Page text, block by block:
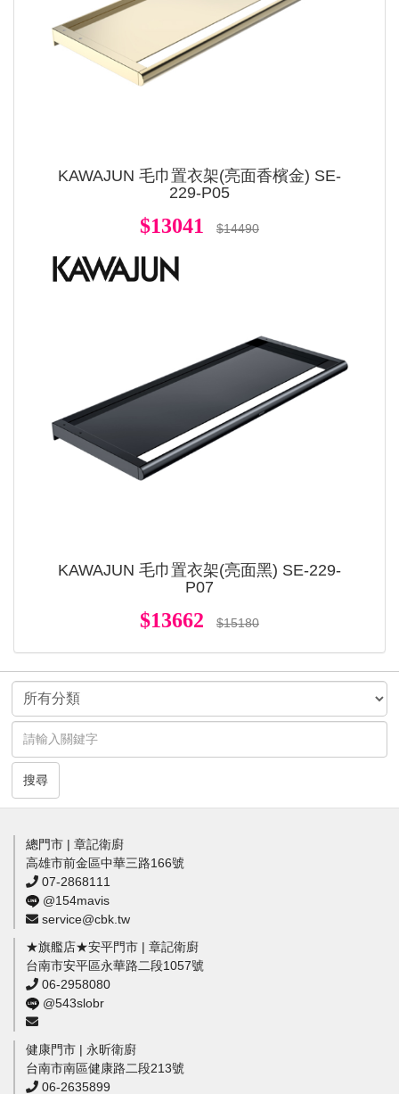
KAWAJUN 毛巾置衣架(亮面香檳金) SE-
229-P05
$13041 $14490
KAWAJUN 毛巾置衣架(亮面黑) SE-229-
P07
$13662 $15180
搜尋
總門市 | 章記衛廚
高雄市前金區中華三路166號
07-2868111
@154mavis
service@cbk.tw
★旗艦店★安平門市 | 章記衛廚
台南市安平區永華路二段1057號
06-2958080
@543slobr
健康門市 | 永昕衛廚
台南市南區健康路二段213號
06-2635899